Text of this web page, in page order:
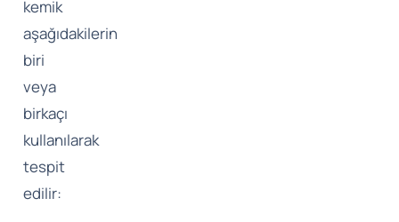
kemik
aşağıdakilerin
biri
veya
birkaçı
kullanılarak
tespit
edilir: